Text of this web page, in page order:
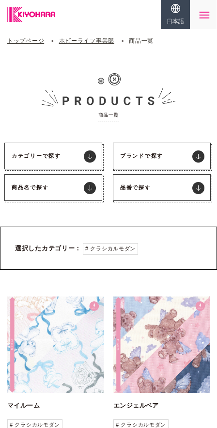
日本語
トップページ ホビーライフ事業部 商品一覧
カテゴリーで探す ブランドで探す
商品名で探す 品番で探す
選択したカテゴリー： # クラシカルモダン
マイルーム
# クラシカルモダン
エンジェルベア
# クラシカルモダン